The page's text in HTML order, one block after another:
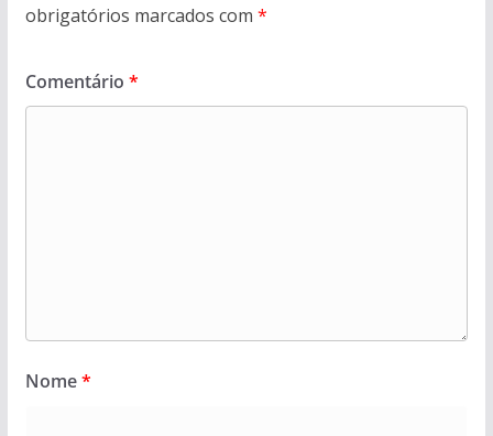
obrigatórios marcados com *
Comentário *
Nome*